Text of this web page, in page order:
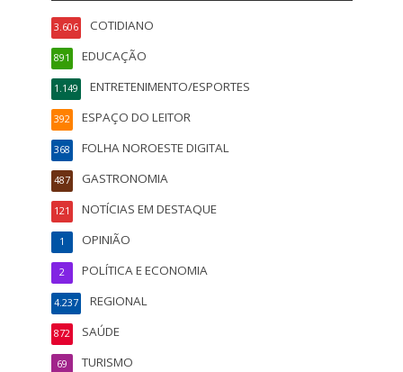
COTIDIANO
3.606
EDUCAÇÃO
891
ENTRETENIMENTO/ESPORTES
1.149
ESPAÇO DO LEITOR
392
FOLHA NOROESTE DIGITAL
368
GASTRONOMIA
487
NOTÍCIAS EM DESTAQUE
121
OPINIÃO
1
POLÍTICA E ECONOMIA
2
REGIONAL
4.237
SAÚDE
872
TURISMO
69